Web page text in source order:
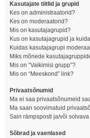
Kasutajate tiitlid ja grupid
Kes on administraatorid?
Kes on moderaatorid?
Mis on kasutajagrupid?
Kus on kasutajagrupid ja
Kuidas kasutajagrupi
Miks mõnede
Mis on “Vaikimisi grupp”?
Mis on “Meeskond” link?
Privaatsõnumid
Ma ei saa privaatsõnumeid
Ma saan soovimatuid
Sain rämpsposti ja/või
Sõbrad ja vaenlased